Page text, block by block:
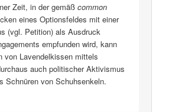
Zeit, in der gemäßcommon
eines Optionsfeldes mit einer
(vgl. Petition) als Ausdruck
empfunden wird, kann
von Lavendelkissen mittels
auch politischer Aktivismus
Schnüren von Schuhsenkeln.